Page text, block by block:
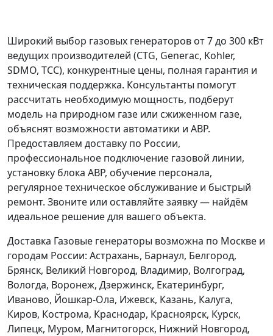
Широкий выбор газовых генераторов от 7 до 300 кВт
ведущих производителей (CTG, Generac, Kohler,
SDMO, ТСС), конкурентные цены, полная гарантия и
техническая поддержка. Консультанты помогут
рассчитать необходимую мощность, подберут
модель на природном газе или сжиженном газе,
объяснят возможности автоматики и АВР.
Предоставляем доставку по России,
профессиональное подключение газовой линии,
установку блока АВР, обучение персонала,
регулярное техническое обслуживание и быстрый
ремонт. Звоните или оставляйте заявку — найдём
идеальное решение для вашего объекта.
Доставка Газовые генераторы возможна по Москве и
городам России: Астрахань, Барнаул, Белгород,
Брянск, Великий Новгород, Владимир, Волгоград,
Вологда, Воронеж, Дзержинск, Екатеринбург,
Иваново, Йошкар-Ола, Ижевск, Казань, Калуга,
Киров, Кострома, Краснодар, Красноярск, Курск,
Липецк, Муром, Магнитогорск, Нижний Новгород,